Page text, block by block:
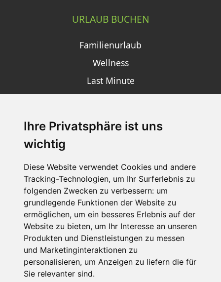
Ihre Privatsphäre ist uns
wichtig
Diese Website verwendet Cookies und andere
Tracking-Technologien, um Ihr Surferlebnis zu
folgenden Zwecken zu verbessern: um
grundlegende Funktionen der Website zu
ermöglichen, um ein besseres Erlebnis auf der
Website zu bieten, um Ihr Interesse an unseren
Produkten und Dienstleistungen zu messen
und Marketinginteraktionen zu
personalisieren, um Anzeigen zu liefern die für
Sie relevanter sind.
URLAUB BUCHEN
Familienurlaub
Wellness
Last Minute
SCHNEEHÖHEN SKI APP
Die Schneehoehen Ski APP für iOS und Android - Ein
Muss für alle Wintersportler und Schneefreaks!
Impressum
Datenschutz
Nutzungsbedingungen